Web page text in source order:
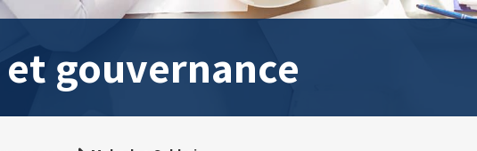
gouvernance